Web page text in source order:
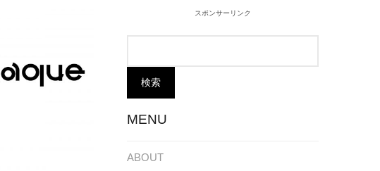
スポンサーリンク
MENU
ABOUT